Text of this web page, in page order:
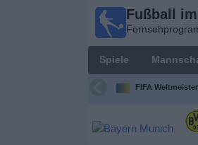
Fußball
Spiele
FIFA
Fußball im
Fernsehprogramm